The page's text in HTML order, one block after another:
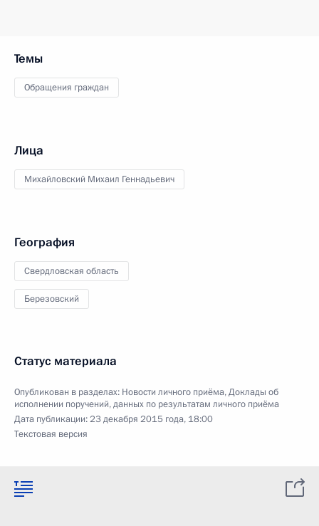
Темы
Обращения граждан
Лица
Михайловский Михаил Геннадьевич
География
Свердловская область
Березовский
Статус материала
Опубликован в разделах: Новости личного приёма,Доклады об
исполнении поручений, данных по результатам личного приёма
Дата публикации:23 декабря 2015 года, 18:00
Текстовая версия